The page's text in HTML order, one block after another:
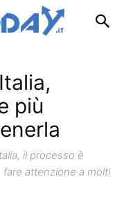
più
il processo è
attenzione a molti